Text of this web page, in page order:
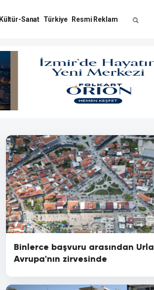
Kültür-Sanat Türkiye Resmi Reklam
Binlerce başvuru arasından Urla
Avrupa'nın zirvesinde